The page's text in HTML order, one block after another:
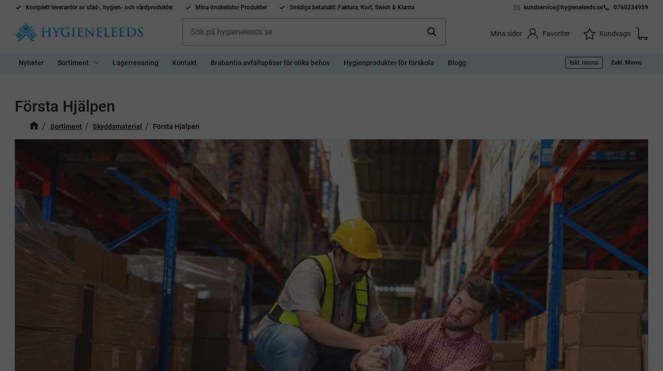
Komplett leverantör av städ-, hygien- och vårdprodukter Mina önskelistor Produkter Smidiga betalsätt: Faktura, Kort, Swish & Klarna kundservice@hygieneleeds.se 0760234959
Mina sidor Favoriter Kundvagn
Önskelista
Nyheter Sortiment Lagerrensning Kontakt Brabantia avfallspåsar för olika behov Hygienprodukter för förskola Blogg Inkl. moms Exkl. Moms
Första Hjälpen
Sortiment Skyddsmaterial Första Hjälpen